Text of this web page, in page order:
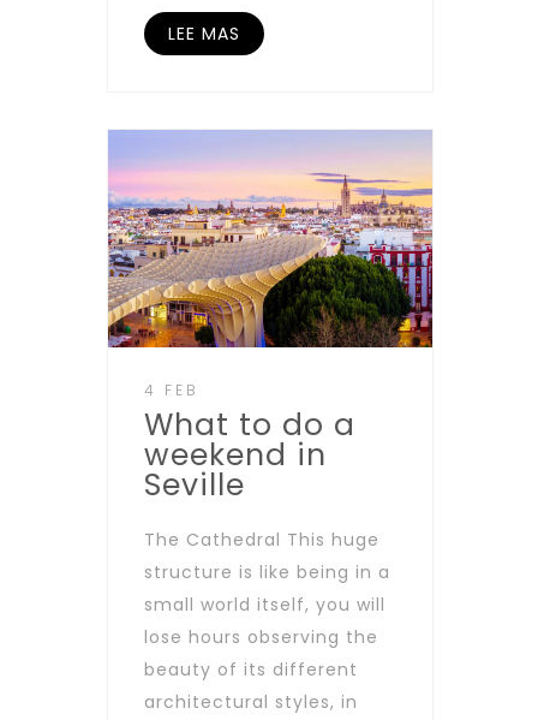
LEE MAS
4 FEB
What to do a
weekend in
Seville
The Cathedral This huge
structure is like being in a
small world itself, you will
lose hours observing the
beauty of its different
architectural styles, in